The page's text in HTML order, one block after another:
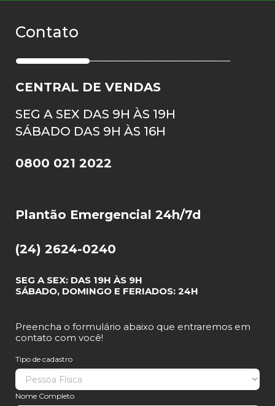
Contato
CENTRAL DE VENDAS
SEG A SEX DAS 9H ÀS 19H
SÁBADO DAS 9H ÀS 16H
0800 021 2022
Plantão Emergencial 24h/7d
(24) 2624-0240
SEG A SEX: DAS 19H ÀS 9H
SÁBADO, DOMINGO E FERIADOS: 24H
Preencha o formulário abaixo que entraremos em
contato com você!
Tipo de cadastro
Nome Completo